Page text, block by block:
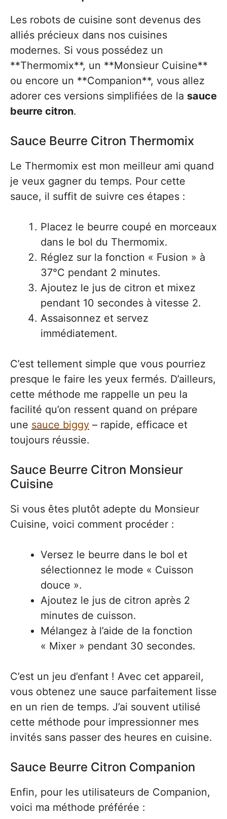
Les robots de cuisine sont devenus des
alliés précieux dans nos cuisines
modernes. Si vous possédez un
**Thermomix**, un **Monsieur Cuisine**
ou encore un **Companion**, vous allez
adorer ces versions simplifiées de la sauce
beurre citron.
Sauce Beurre Citron Thermomix
Le Thermomix est mon meilleur ami quand
je veux gagner du temps. Pour cette
sauce, il suffit de suivre ces étapes :
Placez le beurre coupé en morceaux
dans le bol du Thermomix.
Réglez sur la fonction « Fusion » à
37°C pendant 2 minutes.
Ajoutez le jus de citron et mixez
pendant 10 secondes à vitesse 2.
Assaisonnez et servez
immédiatement.
C’est tellement simple que vous pourriez
presque le faire les yeux fermés. D’ailleurs,
cette méthode me rappelle un peu la
facilité qu’on ressent quand on prépare
une sauce biggy – rapide, efficace et
toujours réussie.
Sauce Beurre Citron Monsieur
Cuisine
Si vous êtes plutôt adepte du Monsieur
Cuisine, voici comment procéder :
Versez le beurre dans le bol et
sélectionnez le mode « Cuisson
douce ».
Ajoutez le jus de citron après 2
minutes de cuisson.
Mélangez à l’aide de la fonction
« Mixer » pendant 30 secondes.
C’est un jeu d’enfant ! Avec cet appareil,
vous obtenez une sauce parfaitement lisse
en un rien de temps. J’ai souvent utilisé
cette méthode pour impressionner mes
invités sans passer des heures en cuisine.
Sauce Beurre Citron Companion
Enfin, pour les utilisateurs de Companion,
voici ma méthode préférée :